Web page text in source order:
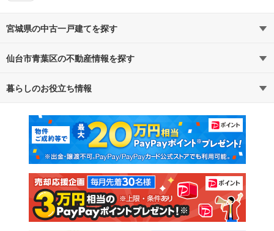
宮城県の中古一戸建てを探す
路線・駅から探す
通勤・通学時間から探す
仙台市青葉区の不動産情報を探す
不動産・住宅
新築マンション 中古マンション
新築一戸建て 中古一戸建て
注文住宅 土地
売却査定
暮らしのお役立ち情報
マンションカタログ 教えて！住まいの先生